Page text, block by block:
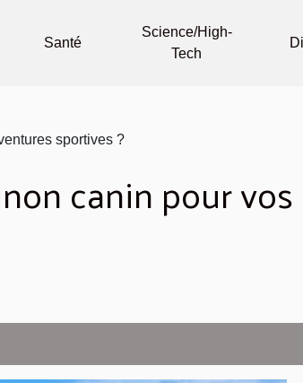
Santé
Science/High-
Tech
sportives ?
canin pour